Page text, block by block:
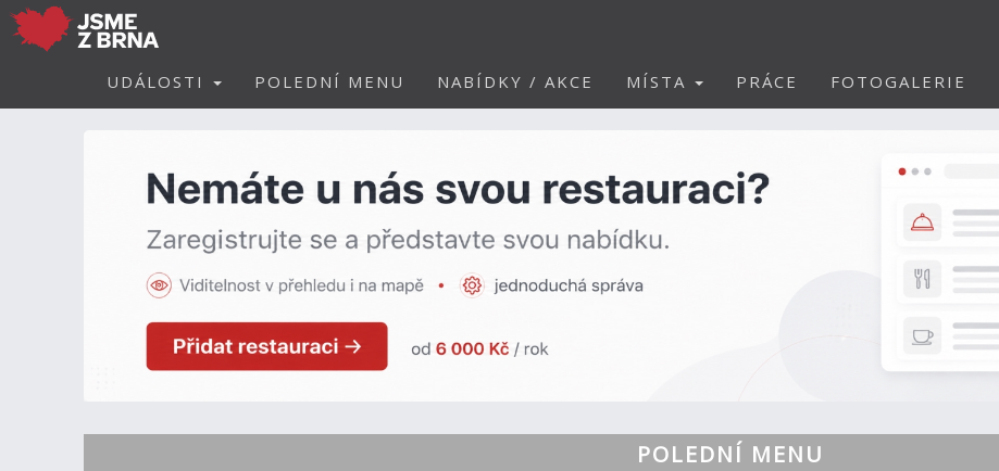
UDÁLOSTI POLEDNÍ MENU NABÍDKY / AKCE MÍSTA PRÁCE FOTOGALERIE
POLEDNÍ MENU